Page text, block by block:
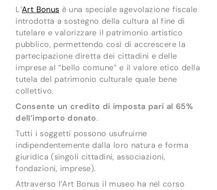
L’Art Bonus è una speciale agevolazione fiscale
introdotta a sostegno della cultura al fine di
tutelare e valorizzare il patrimonio artistico
pubblico, permettendo così di accrescere la
partecipazione diretta dei cittadini e delle
imprese al “bello comune” e il valore etico della
tutela del patrimonio culturale quale bene
collettivo.
Consente un credito di imposta pari al 65%
dell’importo donato.
Tutti i soggetti possono usufruirne
indipendentemente dalla loro natura e forma
giuridica (singoli cittadini, associazioni,
fondazioni, imprese).
Attraverso l’Art Bonus il museo ha nel corso